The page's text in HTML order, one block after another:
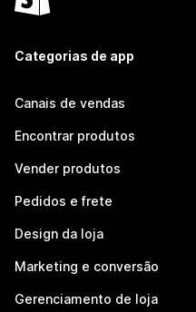
Categorias de app
Canais de vendas
Encontrar produtos
Vender produtos
Pedidos e frete
Design da loja
Marketing e conversão
Gerenciamento de loja